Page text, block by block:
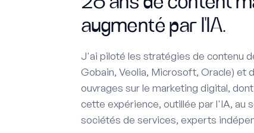
augmenté par l'IA.
J'ai piloté les stratégies de contenu
Gobain, Veolia, Microsoft, Oracle) et
ouvrages sur le marketing digital,
cette expérience, outillée par l'IA, au
sociétés de services, experts